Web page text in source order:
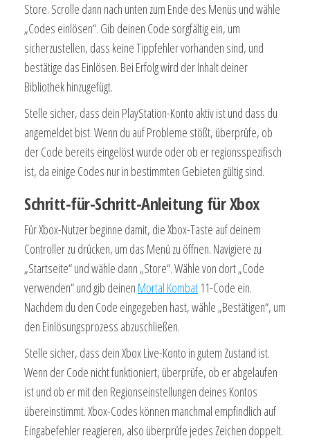
Store. Scrolle dann nach unten zum Ende des Menüs und wähle
„Codes einlösen“. Gib deinen Code sorgfältig ein, um
sicherzustellen, dass keine Tippfehler vorhanden sind, und
bestätige das Einlösen. Bei Erfolg wird der Inhalt deiner
Bibliothek hinzugefügt.
Stelle sicher, dass dein PlayStation-Konto aktiv ist und dass du
angemeldet bist. Wenn du auf Probleme stößt, überprüfe, ob
der Code bereits eingelöst wurde oder ob er regionsspezifisch
ist, da einige Codes nur in bestimmten Gebieten gültig sind.
Schritt-für-Schritt-Anleitung für Xbox
Für Xbox-Nutzer beginne damit, die Xbox-Taste auf deinem
Controller zu drücken, um das Menü zu öffnen. Navigiere zu
„Startseite“ und wähle dann „Store“. Wähle von dort „Code
verwenden“ und gib deinen Mortal Kombat 11-Code ein.
Nachdem du den Code eingegeben hast, wähle „Bestätigen“, um
den Einlösungsprozess abzuschließen.
Stelle sicher, dass dein Xbox Live-Konto in gutem Zustand ist.
Wenn der Code nicht funktioniert, überprüfe, ob er abgelaufen
ist und ob er mit den Regionseinstellungen deines Kontos
übereinstimmt. Xbox-Codes können manchmal empfindlich auf
Eingabefehler reagieren, also überprüfe jedes Zeichen doppelt.